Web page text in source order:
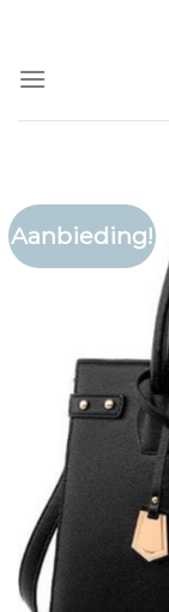
inhoud
Aanbieding!